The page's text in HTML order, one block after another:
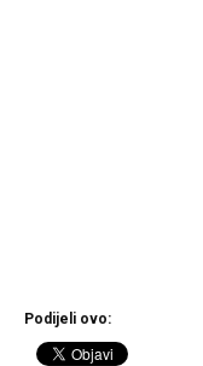
Podijeli ovo: